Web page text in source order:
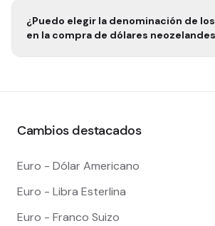
¿Puedo elegir la denominación de los billetes
en la compra de dólares
Cambios destacados
Euro - Dólar Americano
Euro - Libra Esterlina
Euro - Franco Suizo